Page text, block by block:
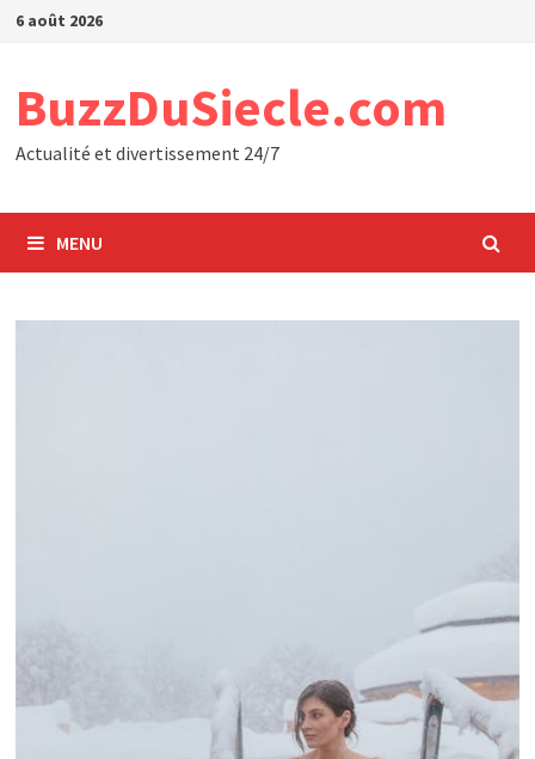
Passer
6 août 2026
BuzzDuSiecle.com
Actualité et divertissement 24/7
MENU